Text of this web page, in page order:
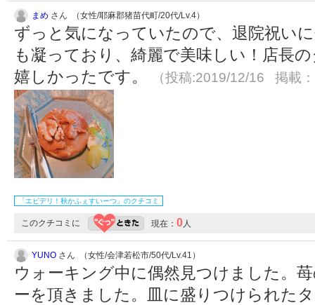
まめ さん （女性/耶麻郡猪苗代町/20代/Lv.4）
ずっと気になっていたので、退院祝い
も凝っており、綺麗で美味しい！店長
嬉しかったです。
（投稿:2019/12/16 掲載
「エビデリ！秋かふぇすいーつ」のクチコミ
このクチコミに 現在： 0人
YUNO さん （女性/会津若松市/50代/Lv.41）
ウォーキング中に偶然見つけました。
ーを頂きました。皿に盛りつけられた